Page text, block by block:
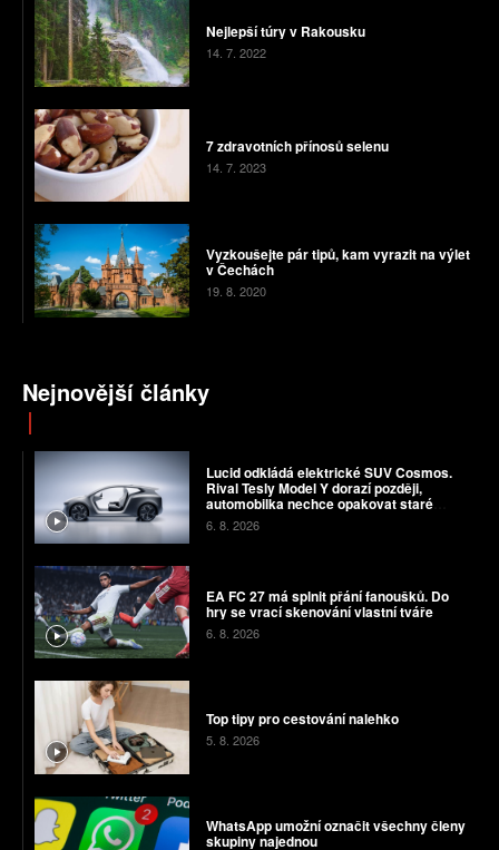
Nejlepší túry v Rakousku
14. 7. 2022
7 zdravotních přínosů selenu
14. 7. 2023
Vyzkoušejte pár tipů, kam vyrazit na výlet
v Čechách
19. 8. 2020
Nejnovější články
Lucid odkládá elektrické SUV Cosmos.
Rival Tesly Model Y dorazí později,
automobilka nechce opakovat staré
chyby
6. 8. 2026
EA FC 27 má splnit přání fanoušků. Do
hry se vrací skenování vlastní tváře
6. 8. 2026
Top tipy pro cestování nalehko
5. 8. 2026
WhatsApp umožní označit všechny členy
skupiny najednou